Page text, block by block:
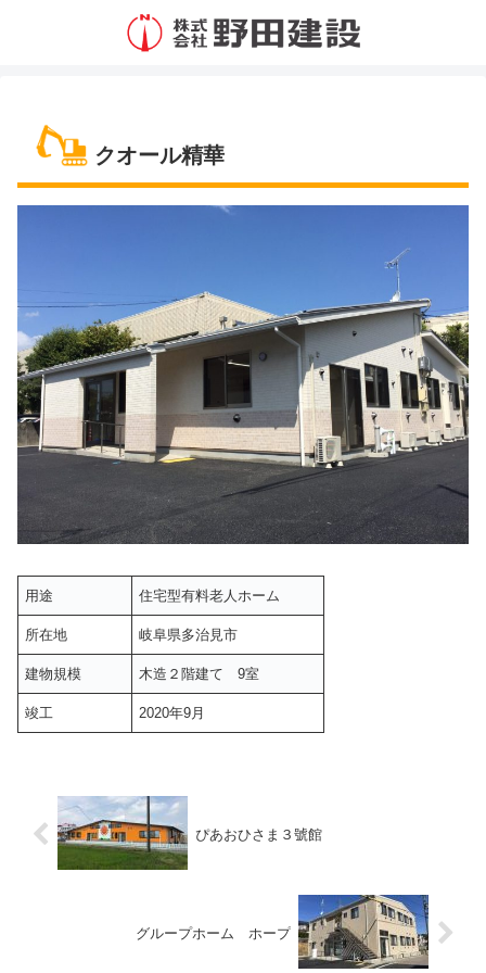
クオール精華
用途 住宅型有料老人ホーム
所在地 岐阜県多治見市
建物規模 木造２階建て 9室
竣工 2020年9月
ぴあおひさま３號館
グループホーム ホープ